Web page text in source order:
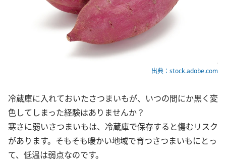
出典：stock.adobe.com
冷蔵庫に入れておいたさつまいもが、いつの間にか黒く変
色してしまった経験はありませんか？
寒さに弱いさつまいもは、冷蔵庫で保存すると傷むリスク
があります。そもそも暖かい地域で育つさつまいもにとっ
て、低温は弱点なのです。